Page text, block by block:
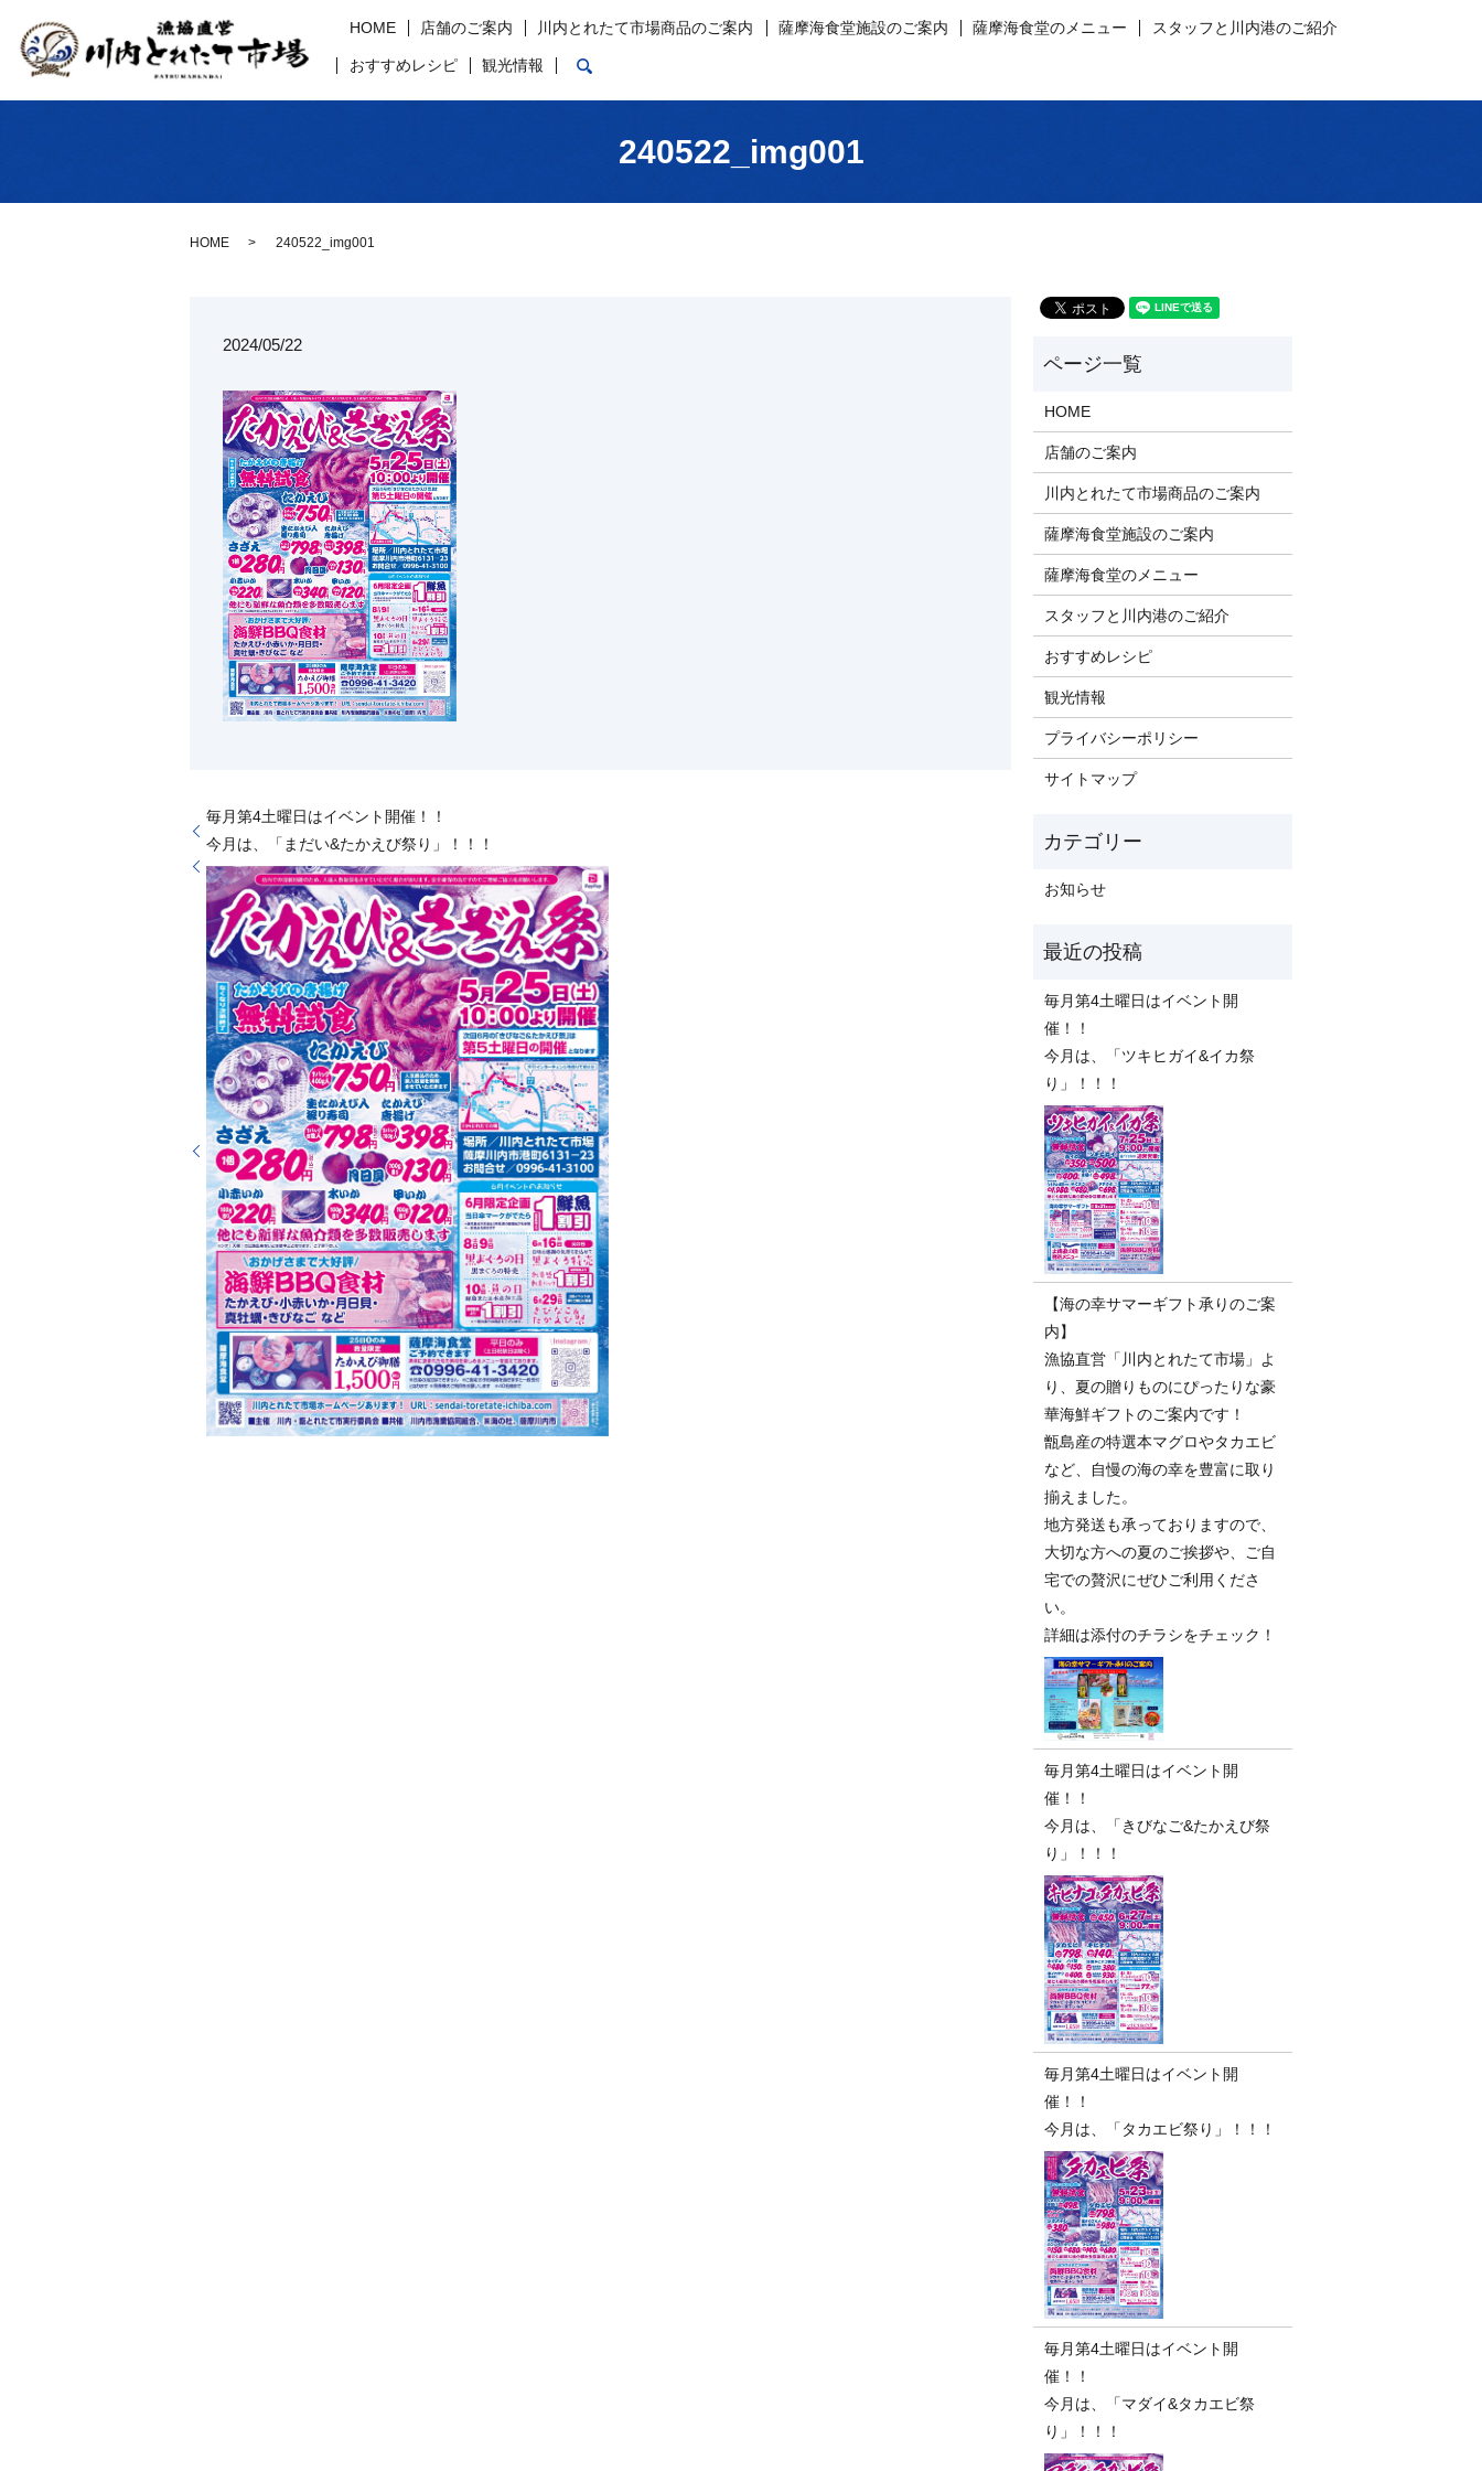
HOME 店舗のご案内 川内とれたて市場商品のご案内 薩摩海食堂施設のご案内 薩摩海食堂のメニュー スタッフと川内港のご紹介
おすすめレシピ 観光情報
240522_img001
HOME 240522_img001
2024/05/22
毎月第4土曜日はイベント開催！！
今月は、「まだい&たかえび祭り」！！！
HOME
店舗のご案内
川内とれたて市場商品のご案内
薩摩海食堂施設のご案内
薩摩海食堂のメニュー
スタッフと川内港のご紹介
おすすめレシピ
観光情報
プライバシーポリシー
サイトマップ
お知らせ
毎月第4土曜日はイベント開
催！！
今月は、「ツキヒガイ&イカ祭
り」！！！
【海の幸サマーギフト承りのご案
内】
漁協直営「川内とれたて市場」よ
り、夏の贈りものにぴったりな豪
華海鮮ギフトのご案内です！
甑島産の特選本マグロやタカエビ
など、自慢の海の幸を豊富に取り
揃えました。
地方発送も承っておりますので、
大切な方への夏のご挨拶や、ご自
宅での贅沢にぜひご利用くださ
い。
詳細は添付のチラシをチェック！
毎月第4土曜日はイベント開
催！！
今月は、「きびなご&たかえび祭
り」！！！
毎月第4土曜日はイベント開
催！！
今月は、「タカエビ祭り」！！！
毎月第4土曜日はイベント開
催！！
今月は、「マダイ&タカエビ祭
り」！！！